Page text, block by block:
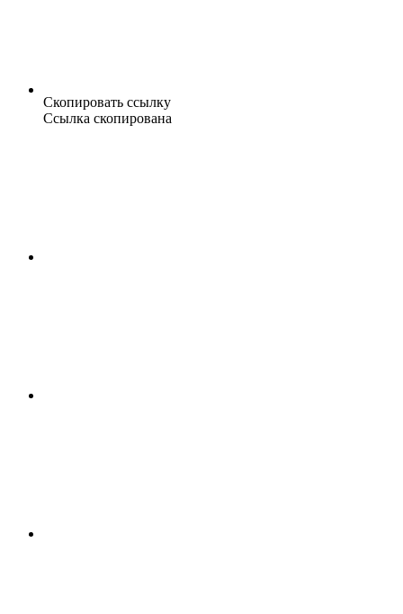
Скопировать ссылку
Ссылка скопирована